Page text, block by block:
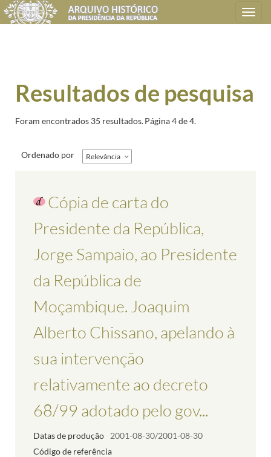
Toggle
navigation
Resultados de pesquisa
Foram encontrados 35 resultados.Página 4 de 4.
Ordenado por Relevância
Cópia de carta do
Presidente da República,
Jorge Sampaio, ao Presidente
da República de
Moçambique. Joaquim
Alberto Chissano, apelando à
sua intervenção
relativamente ao decreto
68/99 adotado pelo gov...
Datas de produção
2001-08-30/2001-08-30
Código de referência